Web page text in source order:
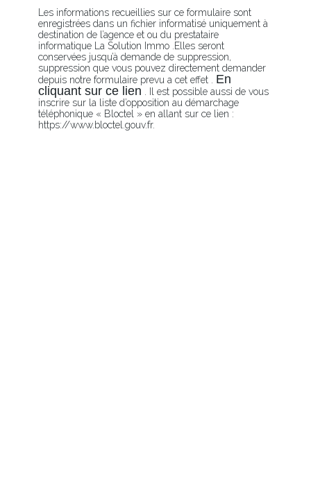
Les informations recueillies sur ce formulaire sont
enregistrées dans un fichier informatisé uniquement à
destination de l’agence et ou du prestataire
informatique La Solution Immo .Elles seront
conservées jusqu’à demande de suppression,
suppression que vous pouvez directement demander
depuis notre formulaire prevu a cet effet . En
cliquant sur ce lien . Il est possible aussi de vous
inscrire sur la liste d’opposition au démarchage
téléphonique « Bloctel » en allant sur ce lien :
https://www.bloctel.gouv.fr.